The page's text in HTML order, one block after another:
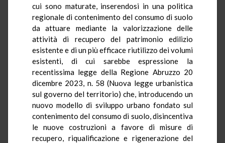
cui sono maturate, inserendosi in una politica
regionale di contenimento del consumo di suolo
da attuare mediante la valorizzazione delle
attività di recupero del patrimonio edilizio
esistente e di un più efficace riutilizzo dei volumi
esistenti, di cui sarebbe espressione la
recentissima legge della Regione Abruzzo 20
dicembre 2023, n. 58 (Nuova legge urbanistica
sul governo del territorio) che, introducendo un
nuovo modello di sviluppo urbano fondato sul
contenimento del consumo di suolo, disincentiva
le nuove costruzioni a favore di misure di
recupero, riqualificazione e rigenerazione del